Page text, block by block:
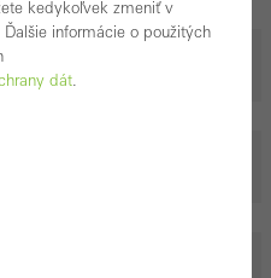
kedykoľvek zmeniť v
informácie o použitých
dát